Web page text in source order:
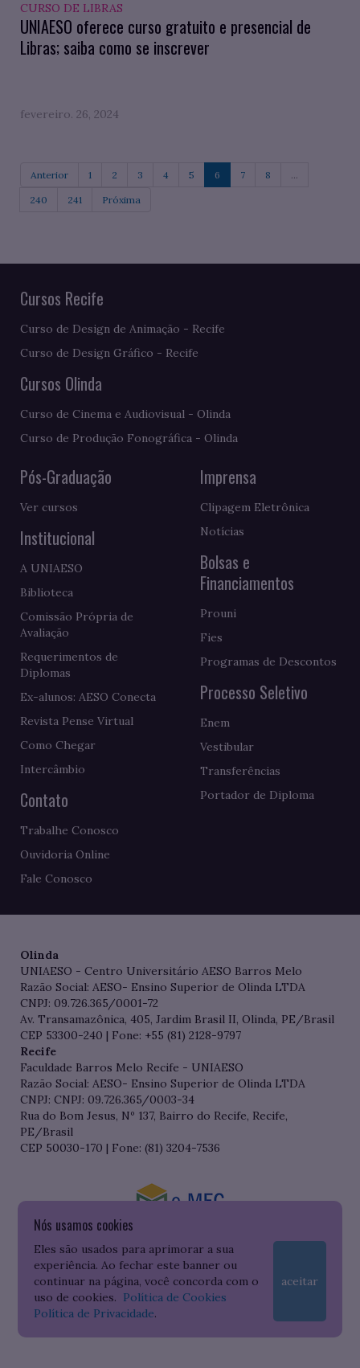
CURSO DE LIBRAS
UNIAESO oferece curso gratuito e presencial de
Libras; saiba como se inscrever
fevereiro. 26, 2024
Anterior 1 2 3 4 5 6 7 8 ...
240 241 Próxima
Nós usamos cookies
Eles são usados para aprimorar a sua
experiência. Ao fechar este banner ou
continuar na página, você concorda com o
uso de cookies. Política de Cookies
Política de Privacidade.
aceitar
Cursos Recife
Curso de Design de Animação - Recife
Curso de Design Gráfico - Recife
Cursos Olinda
Curso de Cinema e Audiovisual - Olinda
Curso de Produção Fonográfica - Olinda
Pós-Graduação
Ver cursos
Institucional
A UNIAESO
Biblioteca
Comissão Própria de
Avaliação
Requerimentos de
Diplomas
Ex-alunos: AESO Conecta
Revista Pense Virtual
Como Chegar
Intercâmbio
Contato
Trabalhe Conosco
Ouvidoria Online
Fale Conosco
Imprensa
Clipagem Eletrônica
Notícias
Bolsas e
Financiamentos
Prouni
Fies
Programas de Descontos
Processo Seletivo
Enem
Vestibular
Transferências
Portador de Diploma
Olinda
UNIAESO - Centro Universitário AESO Barros Melo
Razão Social: AESO- Ensino Superior de Olinda LTDA
CNPJ: 09.726.365/0001-72
Av. Transamazônica, 405, Jardim Brasil II, Olinda, PE/Brasil
CEP 53300-240 | Fone: +55 (81) 2128-9797
Recife
Faculdade Barros Melo Recife - UNIAESO
Razão Social: AESO- Ensino Superior de Olinda LTDA
CNPJ: CNPJ: 09.726.365/0003-34
Rua do Bom Jesus, Nº 137, Bairro do Recife, Recife,
PE/Brasil
CEP 50030-170 | Fone: (81) 3204-7536
Consulte o cadastro da Instituição no Sistema do e-MEC